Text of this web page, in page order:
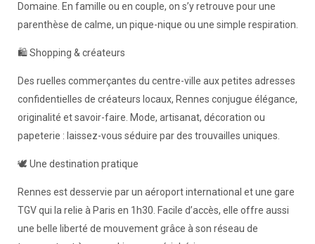
Domaine. En famille ou en couple, on s’y retrouve pour une
parenthèse de calme, un pique-nique ou une simple respiration.
🛍️ Shopping & créateurs
Des ruelles commerçantes du centre-ville aux petites adresses
confidentielles de créateurs locaux, Rennes conjugue élégance,
originalité et savoir-faire. Mode, artisanat, décoration ou
papeterie : laissez-vous séduire par des trouvailles uniques.
🕊️ Une destination pratique
Rennes est desservie par un aéroport international et une gare
TGV qui la relie à Paris en 1h30. Facile d’accès, elle offre aussi
une belle liberté de mouvement grâce à son réseau de